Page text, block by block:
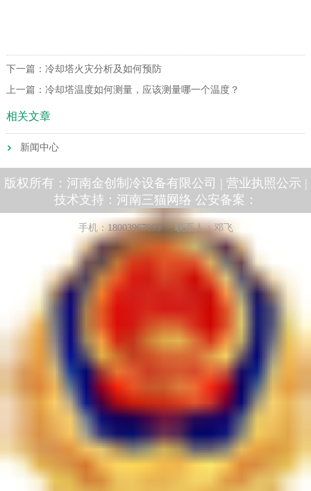
下一篇： 冷却塔火灾分析及如何预防
上一篇： 冷却塔温度如何测量，应该测量哪一个温度？
相关文章
新闻中心
版权所有：河南金创制冷设备有限公司 | 营业执照公示 |
技术支持： 河南三猫网络 公安备案：
手机：18003967999联系人：邓飞